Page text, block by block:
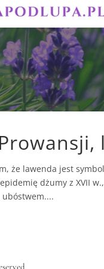
że lawenda jest
dżumy z XVII